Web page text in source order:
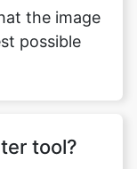
tool?
files are